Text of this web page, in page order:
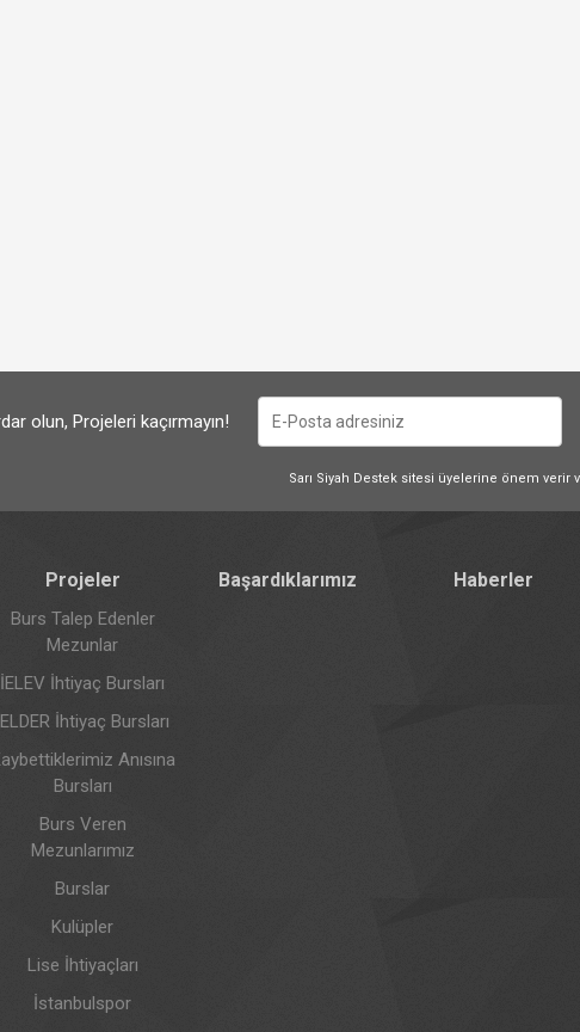
olun, Projeleri kaçırmayın!
Sarı Siyah Destek sitesi üyelerine önem verir
Projeler
Burs Talep Edenler
Mezunlar
İELEV İhtiyaç Bursları
İhtiyaç Bursları
Anısına
Bursları
Burs Veren
Mezunlarımız
Burslar
Kulüpler
Lise İhtiyaçları
İstanbulspor
Başardıklarımız Haberler